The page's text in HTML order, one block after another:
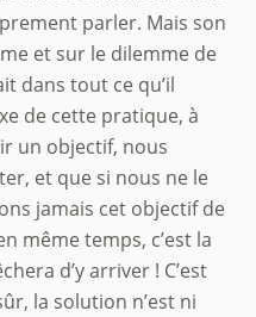
parler. Mais son
et sur le dilemme de
dans tout ce qu’il
de cette pratique, à
un objectif, nous
et que si nous ne le
jamais cet objectif de
même temps, c’est la
d’y arriver ! C’est
la solution n’est ni